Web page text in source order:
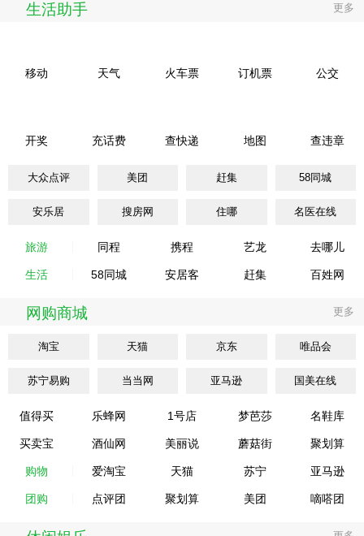
生活助手 更多
移动 天气 火车票 订机票 公交
开奖 充话费 查快递 地图 查违章
大众点评 美团 赶集 58同城
安乐居 搜房网 住哪 名医在线
旅游 同程 携程 艺龙 去哪儿
生活 58同城 安居客 赶集 百姓网
网购商城 更多
淘宝 天猫 京东 唯品会
苏宁易购 当当网 亚马逊 国美在线
值得买 乐蜂网 1号店 梦芭莎 名鞋库
买卖宝 酒仙网 美丽说 蘑菇街 聚划算
购物 爱淘宝 天猫 苏宁 亚马逊
团购 点评团 聚划算 美团 嘀嗒团